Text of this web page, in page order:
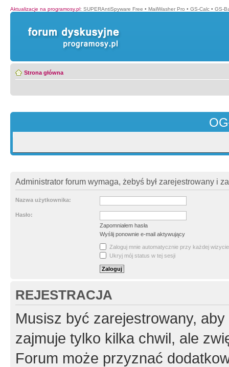
Aktualizacje na programosy.pl: SUPERAntiSpyware Free • MailWasher Pro • GS-Calc • GS-
Strona główna
Administrator forum wymaga, żebyś był zarejestrowany i
Nazwa użytkownika:
Hasło:
Zapomniałem hasła
Wyślij ponownie e-mail aktywujący
Zaloguj mnie automatycznie przy każdej wizycie
Ukryj mój status w tej sesji
REJESTRACJA
Musisz być zarejestrowany,
zajmuje tylko kilka chwil, ale
Forum może przyznać